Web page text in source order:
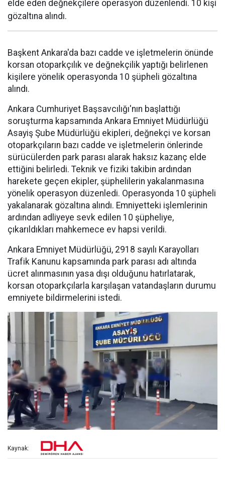
elde eden değnekçilere operasyon düzenlendi. 10 kişi
gözaltına alındı.
Başkent Ankara'da bazı cadde ve işletmelerin önünde
korsan otoparkçılık ve değnekçilik yaptığı belirlenen
kişilere yönelik operasyonda 10 şüpheli gözaltına
alındı.
Ankara Cumhuriyet Başsavcılığı'nın başlattığı
soruşturma kapsamında Ankara Emniyet Müdürlüğü
Asayiş Şube Müdürlüğü ekipleri, değnekçi ve korsan
otoparkçıların bazı cadde ve işletmelerin önlerinde
sürücülerden park parası alarak haksız kazanç elde
ettiğini belirledi. Teknik ve fiziki takibin ardından
harekete geçen ekipler, şüphelilerin yakalanmasına
yönelik operasyon düzenledi. Operasyonda 10 şüpheli
yakalanarak gözaltına alındı. Emniyetteki işlemlerinin
ardından adliyeye sevk edilen 10 şüpheliye,
çıkarıldıkları mahkemece ev hapsi verildi.
Ankara Emniyet Müdürlüğü, 2918 sayılı Karayolları
Trafik Kanunu kapsamında park parası adı altında
ücret alınmasının yasa dışı olduğunu hatırlatarak,
korsan otoparkçılarla karşılaşan vatandaşların durumu
emniyete bildirmelerini istedi.
Kaynak: